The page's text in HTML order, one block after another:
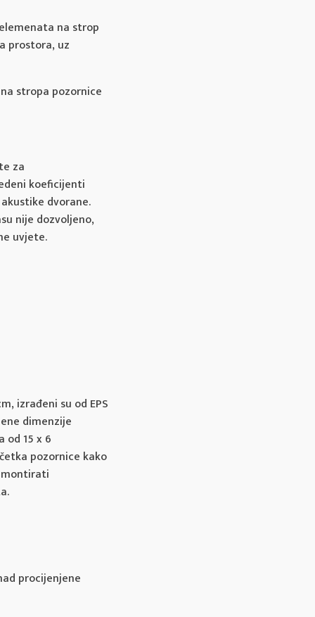
na strop
prostora, uz
stropa pozornice
za
koeficijenti
dvorane.
nije dozvoljeno,
uvjete.
izrađeni su od EPS
dimenzije
15 x 6
pozornice kako
procijenjene